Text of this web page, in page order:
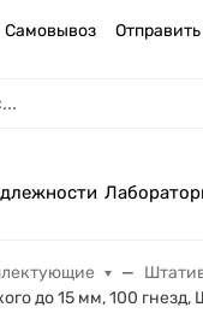
Самовывоз
до 15 мм, 100 гнезд,